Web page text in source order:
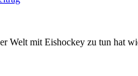
Welt mit Eishockey zu tun